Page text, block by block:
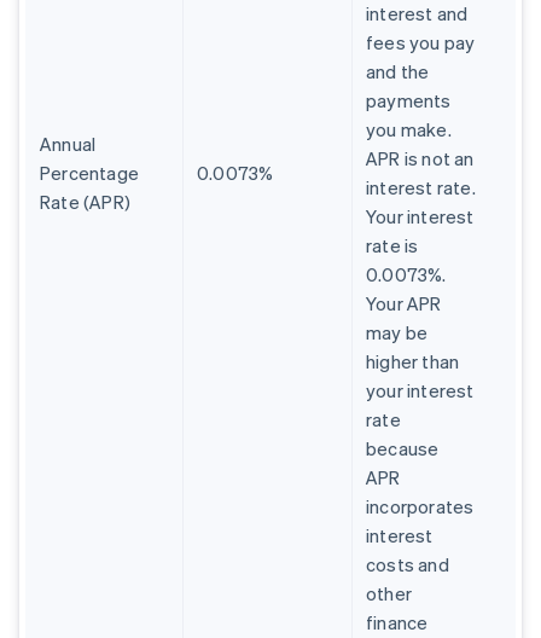
Annual
Percentage
Rate (APR)
0.0073%
interest and
fees you pay
and the
payments
you make.
APR is not an
interest rate.
Your interest
rate is
0.0073%.
Your APR
may be
higher than
your interest
rate
because
APR
incorporates
interest
costs and
other
finance